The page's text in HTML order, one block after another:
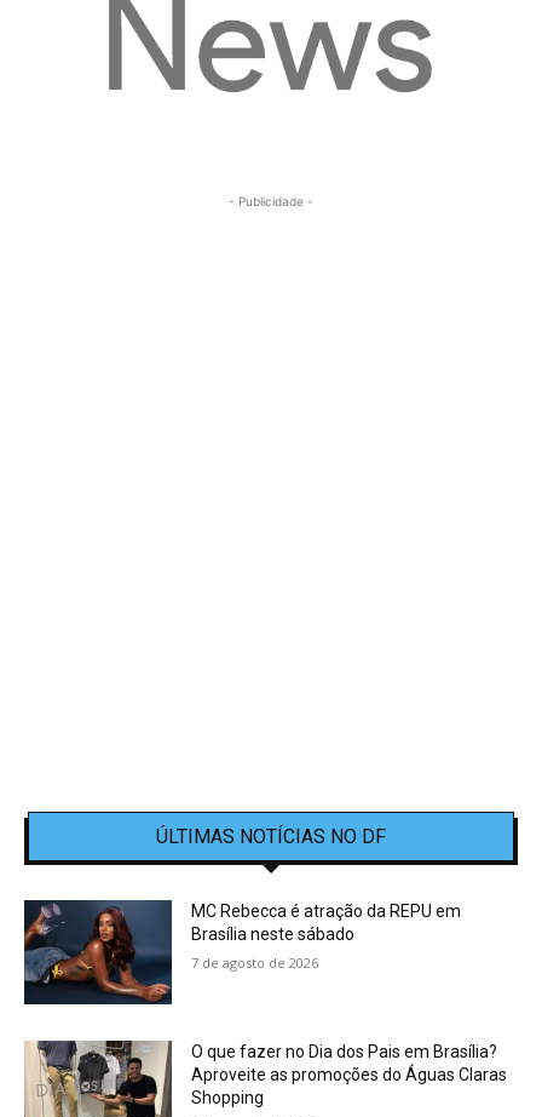
- Publicidade -
ÚLTIMAS NOTÍCIAS NO DF
MC Rebecca é atração da REPU em
Brasília neste sábado
7 de agosto de 2026
O que fazer no Dia dos Pais em Brasília?
Aproveite as promoções do Águas Claras
Shopping